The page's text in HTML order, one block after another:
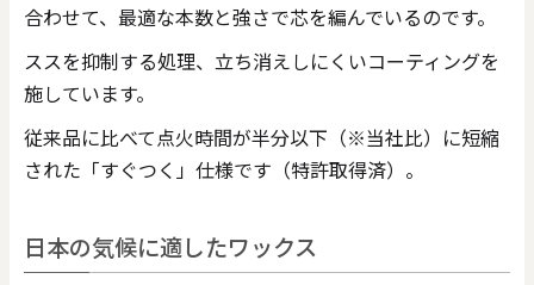
合わせて、最適な本数と強さで芯を編んでいるのです。
ススを抑制する処理、立ち消えしにくいコーティングを
施しています。
従来品に比べて点火時間が半分以下（※当社比）に短縮
された「すぐつく」仕様です（特許取得済）。
日本の気候に適したワックス